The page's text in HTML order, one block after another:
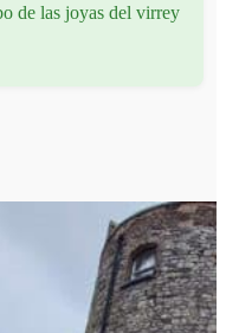
de las joyas del virrey